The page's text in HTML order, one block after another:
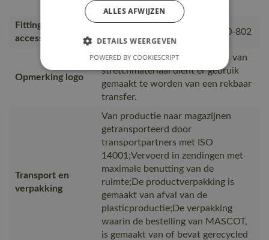
bescherming tegen regen.
Fitting
accessories
00781-380, 50077-843, 18050-802
Opmerking logo
Omdat het product gemaakt is van
stretchmateriaal dient er gebruik
gemaakt te worden van een rekbaar
transfer.
Transport en
verpakking
Van productie naar magazijnen
getransporteerd door
transportpartners met ISO
14001;Vervoerd in zendingen met
maximale benutting van de
ruimte;De productverpakking is
gemaakt van afval van de
plasticproductie;De verpakking
waarin de bestelling van MASCOT,
is gemaakt van of bevat gerecycled
ALLES AFWIJZEN
DETAILS WEERGEVEN
POWERED BY COOKIESCRIPT